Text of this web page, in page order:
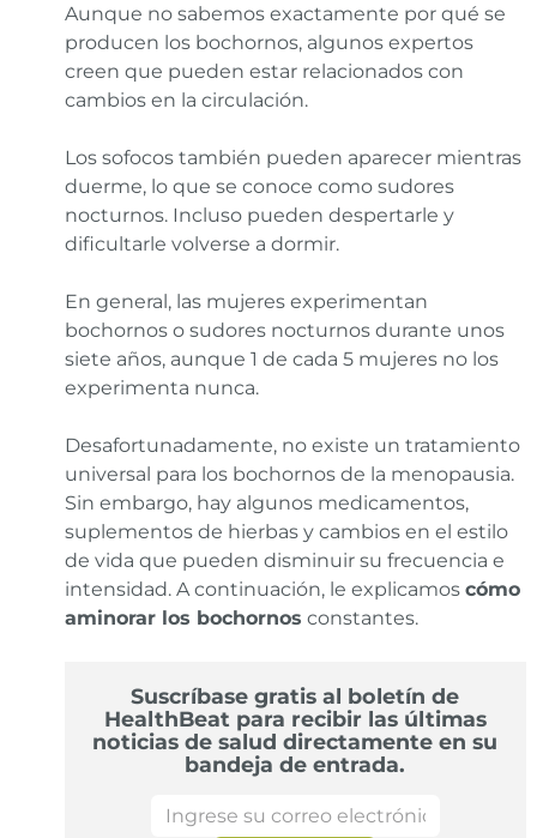
Aunque no sabemos exactamente por qué se
producen los bochornos, algunos expertos
creen que pueden estar relacionados con
cambios en la circulación.
Los sofocos también pueden aparecer mientras
duerme, lo que se conoce como sudores
nocturnos. Incluso pueden despertarle y
dificultarle volverse a dormir.
En general, las mujeres experimentan
bochornos o sudores nocturnos durante unos
siete años, aunque 1 de cada 5 mujeres no los
experimenta nunca.
Desafortunadamente, no existe un tratamiento
universal para los bochornos de la menopausia.
Sin embargo, hay algunos medicamentos,
suplementos de hierbas y cambios en el estilo
de vida que pueden disminuir su frecuencia e
intensidad. A continuación, le explicamos cómo
aminorar los bochornos constantes.
Suscríbase gratis al boletín de
HealthBeat para recibir las últimas
noticias de salud directamente en su
bandeja de entrada.